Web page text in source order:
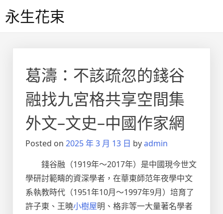
to永生花束
葛濤：不該疏忽的錢谷
融找九宮格共享空間集
外文–文史–中國作家網
Posted on 2025 年 3 月 13 日 byadmin
錢谷融（1919年～2017年）是中國現今世文
學研討範疇的資深學者，在華東師范年夜學中文
系執教時代（1951年10月～1997年9月）培育了
許子東、王曉小樹屋明、格非等一大量著名學者